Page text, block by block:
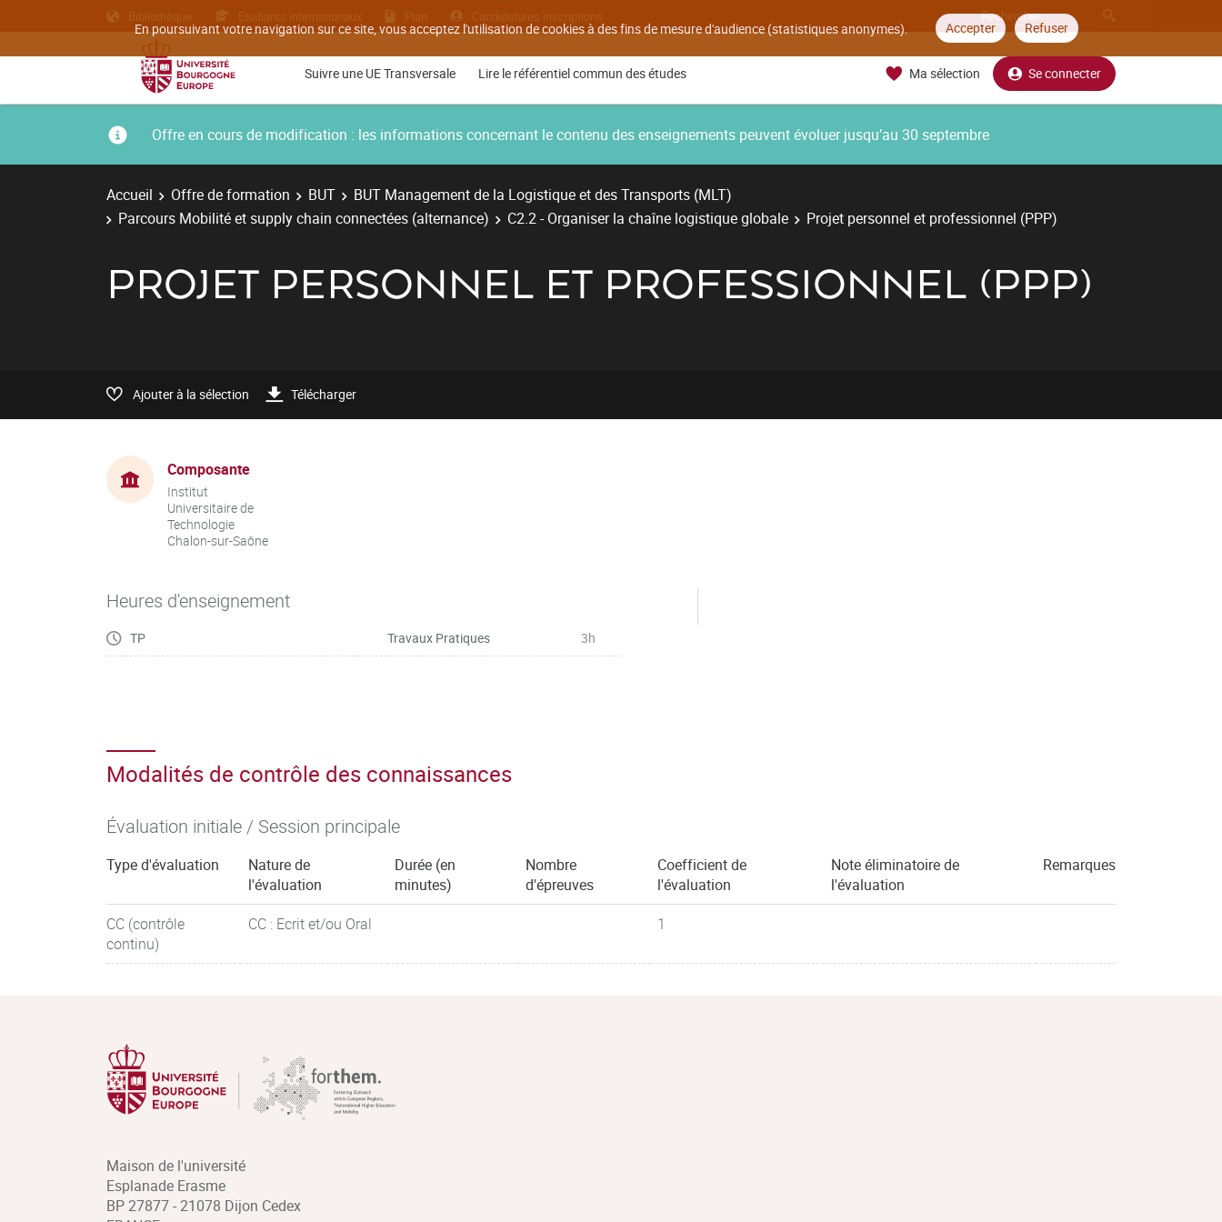
En poursuivant votre navigation sur ce site, vous acceptez l'utilisation de cookies à des fins de mesure d'audience (statistiques anonymes). Accepter Refuser
Bibliothèque Etudiants internationaux Plan Candidatures inscriptions
Suivre une UE Transversale Lire le référentiel commun des études Ma sélection Se connecter
Offre en cours de modification : les informations concernant le contenu des enseignements peuvent évoluer jusqu’au 30 septembre
Accueil Offre de formation BUT
BUT Management de la Logistique et des Transports (MLT)
Parcours Mobilité et supply chain connectées (alternance)
C2.2 - Organiser la chaîne logistique globale Projet personnel et professionnel (PPP)
PROJET PERSONNEL ET PROFESSIONNEL (PPP)
Ajouter à la sélection Télécharger
Composante
Institut
Universitaire de
Technologie
Chalon-sur-Saône
Heures d'enseignement
TP Travaux Pratiques 3h
Modalités de contrôle des connaissances
Évaluation initiale / Session principale
Type d'évaluation
Nature de
l'évaluation
Durée (en
minutes)
Nombre
d'épreuves
Coefficient de
l'évaluation
Note éliminatoire de
l'évaluation
Remarques
CC (contrôle
continu)
CC : Ecrit et/ou Oral 1
Maison de l'université
Esplanade Erasme
BP 27877 - 21078 Dijon Cedex